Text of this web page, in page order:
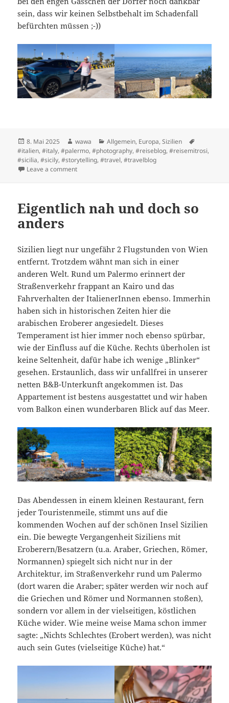
sein, dass wir keinen Selbstbehalt im Schadenfall
befürchten müssen ;-))
Posted
on
8. Mai 2025 Author
wawa Categories
Allgemein, Europa,Sizilien
#italien,#italy,#palermo,#photography,#reiseblog,#reisemitrosi,
#sicilia,#sicily,#storytelling,#travel,#travelblog
Leave a commenton Salve, Sicilia !
Eigentlich nah und doch so
anders
Sizilien liegt nur ungefähr 2 Flugstunden von Wien
entfernt. Trotzdem wähnt man sich in einer
anderen Welt. Rund um Palermo erinnert der
Straßenverkehr frappant an Kairo und das
Fahrverhalten der ItalienerInnen ebenso. Immerhin
haben sich in historischen Zeiten hier die
arabischen Eroberer angesiedelt. Dieses
Temperament ist hier immer noch ebenso spürbar,
wie der Einfluss auf die Küche. Rechts überholen ist
keine Seltenheit, dafür habe ich wenige „Blinker“
gesehen. Erstaunlich, dass wir unfallfrei in unserer
netten B&B-Unterkunft angekommen ist. Das
Appartement ist bestens ausgestattet und wir haben
vom Balkon einen wunderbaren Blick auf das Meer.
Das Abendessen in einem kleinen Restaurant, fern
jeder Touristenmeile, stimmt uns auf die
kommenden Wochen auf der schönen Insel Sizilien
ein. Die bewegte Vergangenheit Siziliens mit
Eroberern/Besatzern (u.a. Araber, Griechen, Römer,
Normannen) spiegelt sich nicht nur in der
Architektur, im Straßenverkehr rund um Palermo
(dort waren die Araber; später werden wir noch auf
die Griechen und Römer und Normannen stoßen),
sondern vor allem in der vielseitigen, köstlichen
Küche wider. Wie meine weise Mama schon immer
sagte: „Nichts Schlechtes (Erobert werden), was nicht
auch sein Gutes (vielseitige Küche) hat.“